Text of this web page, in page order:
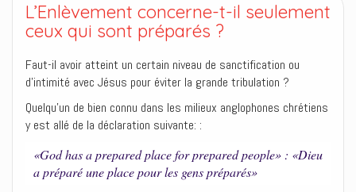
L’Enlèvement concerne-t-il seulement
ceux qui sont préparés ?
Faut-il avoir atteint un certain niveau de sanctification ou
d’intimité avec Jésus pour éviter la grande tribulation ?
Quelqu’un de bien connu dans les milieux anglophones chrétiens
y est allé de la déclaration suivante: :
«God has a prepared place for prepared people» : «Dieu
a préparé une place pour les gens préparés»